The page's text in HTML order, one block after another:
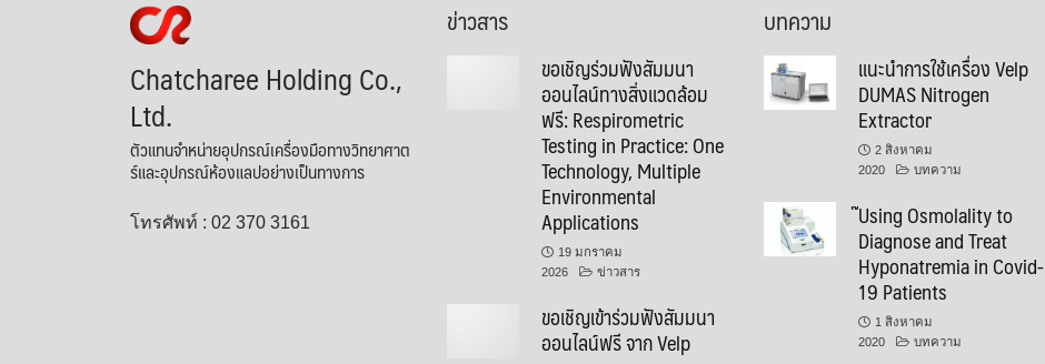
Chatcharee Holding Co.,
Ltd.
ตัวแทนจำหน่ายอุปกรณ์เครื่องมือทางวิทยาศาต
ร์และอุปกรณ์ห้องแลปอย่างเป็นทางการ
โทรศัพท์ : 02 370 3161
ข่าวสาร
ขอเชิญร่วมฟังสัมมนา
ออนไลน์ทางสิ่งแวดล้อม
ฟรี: Respirometric
Testing in Practice: One
Technology, Multiple
Environmental
Applications
19 มกราคม
2026
ข่าวสาร
ขอเชิญเข้าร่วมฟังสัมมนา
ออนไลน์ฟรี จาก Velp
บทความ
แนะนำการใช้เครื่อง Velp
DUMAS Nitrogen
Extractor
2 สิงหาคม
2020
บทความ
๊Using Osmolality to
Diagnose and Treat
Hyponatremia in Covid-
19 Patients
1 สิงหาคม
2020
บทความ